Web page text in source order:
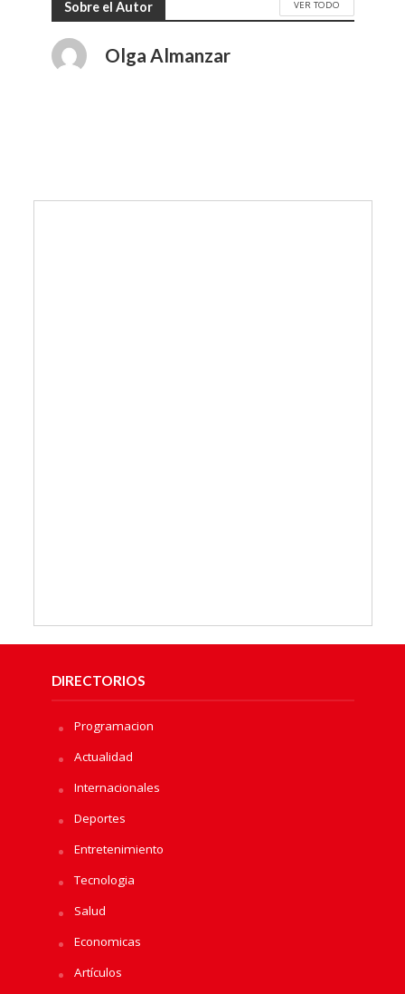
Sobre el Autor VER TODO
Olga Almanzar
DIRECTORIOS
Programacion
Actualidad
Internacionales
Deportes
Entretenimiento
Tecnologia
Salud
Economicas
Artículos